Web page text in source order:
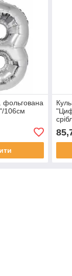
фольгована
106см